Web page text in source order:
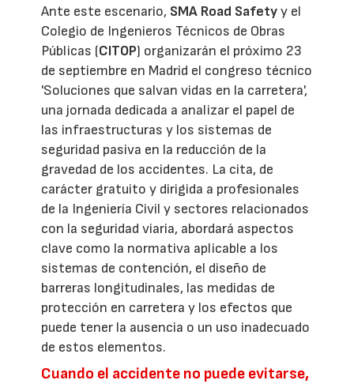
Ante este escenario, SMA Road Safetyy el
Colegio de Ingenieros Técnicos de Obras
Públicas (CITOP) organizarán el próximo 23
de septiembre en Madrid el congreso técnico
'Soluciones que salvan vidas en la carretera',
una jornada dedicada a analizar el papel de
las infraestructuras y los sistemas de
seguridad pasiva en la reducción de la
gravedad de los accidentes. La cita, de
carácter gratuito y dirigida a profesionales
de la Ingeniería Civil y sectores relacionados
con la seguridad viaria, abordará aspectos
clave como la normativa aplicable a los
sistemas de contención, el diseño de
barreras longitudinales, las medidas de
protección en carretera y los efectos que
puede tener la ausencia o un uso inadecuado
de estos elementos.
Cuando el accidente no puede evitarse,